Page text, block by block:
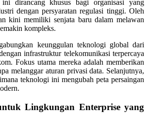
dirancang khusus bagi organisasi yang
dengan persyaratan regulasi tinggi. Oleh
kini memiliki senjata baru dalam melawan
kompleks.
keunggulan teknologi global dari
infrastruktur telekomunikasi terpercaya
Fokus utama mereka adalah memberikan
melanggar aturan privasi data. Selanjutnya,
teknologi ini mengubah peta persaingan
Lingkungan Enterprise yang